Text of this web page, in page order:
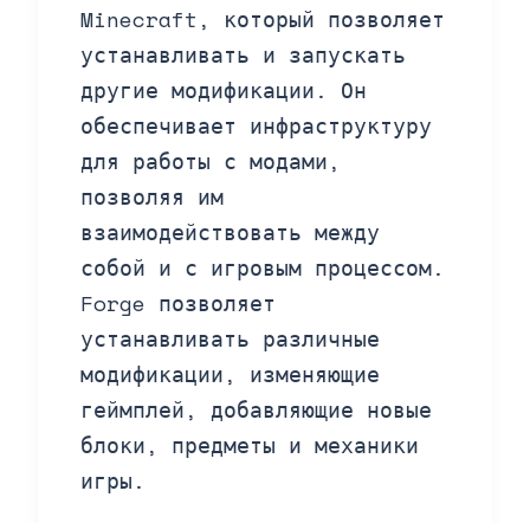
Minecraft, который позволяет
устанавливать и запускать
другие модификации. Он
обеспечивает инфраструктуру
для работы с модами,
позволяя им
взаимодействовать между
собой и с игровым процессом.
Forge позволяет
устанавливать различные
модификации, изменяющие
геймплей, добавляющие новые
блоки, предметы и механики
игры.